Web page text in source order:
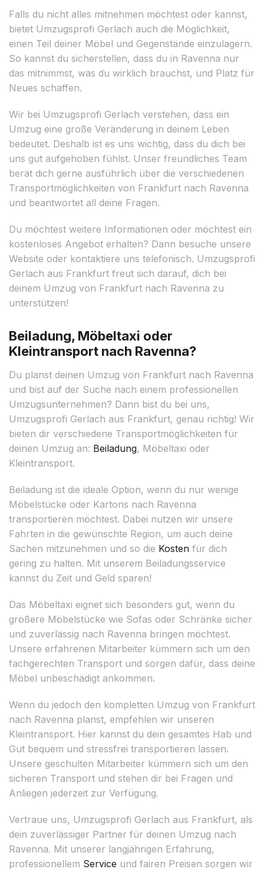
Falls du nicht alles mitnehmen möchtest oder kannst,
bietet Umzugsprofi Gerlach auch die Möglichkeit,
einen Teil deiner Möbel und Gegenstände einzulagern.
So kannst du sicherstellen, dass du in Ravenna nur
das mitnimmst, was du wirklich brauchst, und Platz für
Neues schaffen.
Wir bei Umzugsprofi Gerlach verstehen, dass ein
Umzug eine große Veränderung in deinem Leben
bedeutet. Deshalb ist es uns wichtig, dass du dich bei
uns gut aufgehoben fühlst. Unser freundliches Team
berät dich gerne ausführlich über die verschiedenen
Transportmöglichkeiten von Frankfurt nach Ravenna
und beantwortet all deine Fragen.
Du möchtest weitere Informationen oder möchtest ein
kostenloses Angebot erhalten? Dann besuche unsere
Website oder kontaktiere uns telefonisch. Umzugsprofi
Gerlach aus Frankfurt freut sich darauf, dich bei
deinem Umzug von Frankfurt nach Ravenna zu
unterstützen!
Beiladung, Möbeltaxi oder
Kleintransport nach Ravenna?
Du planst deinen Umzug von Frankfurt nach Ravenna
und bist auf der Suche nach einem professionellen
Umzugsunternehmen? Dann bist du bei uns,
Umzugsprofi Gerlach aus Frankfurt, genau richtig! Wir
bieten dir verschiedene Transportmöglichkeiten für
deinen Umzug an: Beiladung, Möbeltaxi oder
Kleintransport.
Beiladung ist die ideale Option, wenn du nur wenige
Möbelstücke oder Kartons nach Ravenna
transportieren möchtest. Dabei nutzen wir unsere
Fahrten in die gewünschte Region, um auch deine
Sachen mitzunehmen und so die Kosten für dich
gering zu halten. Mit unserem Beiladungsservice
kannst du Zeit und Geld sparen!
Das Möbeltaxi eignet sich besonders gut, wenn du
größere Möbelstücke wie Sofas oder Schränke sicher
und zuverlässig nach Ravenna bringen möchtest.
Unsere erfahrenen Mitarbeiter kümmern sich um den
fachgerechten Transport und sorgen dafür, dass deine
Möbel unbeschädigt ankommen.
Wenn du jedoch den kompletten Umzug von Frankfurt
nach Ravenna planst, empfehlen wir unseren
Kleintransport. Hier kannst du dein gesamtes Hab und
Gut bequem und stressfrei transportieren lassen.
Unsere geschulten Mitarbeiter kümmern sich um den
sicheren Transport und stehen dir bei Fragen und
Anliegen jederzeit zur Verfügung.
Vertraue uns, Umzugsprofi Gerlach aus Frankfurt, als
dein zuverlässiger Partner für deinen Umzug nach
Ravenna. Mit unserer langjährigen Erfahrung,
professionellem Service und fairen Preisen sorgen wir